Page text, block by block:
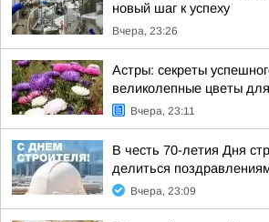
новый шаг к успеху
Вчера, 23:26
Астры: секреты
великолепные цветы
Вчера, 23:11
В честь 70-летия Дня
делиться
Вчера, 23:09